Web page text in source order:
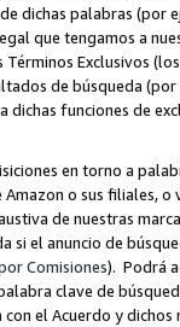
dichas palabras (por
que tengamos a
Exclusivos
de búsqueda
dichas funciones de
en torno a
o sus filiales,
de nuestras
si el anuncio de
Comisiones). Podrá
clave de
el Acuerdo y